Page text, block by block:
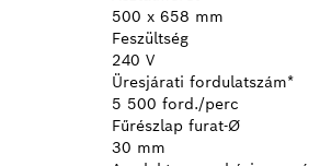
500 x 658 mm
Feszültség
240 V
Üresjárati fordulatszám*
5 500 ford./perc
Fűrészlap furat-Ø
30 mm